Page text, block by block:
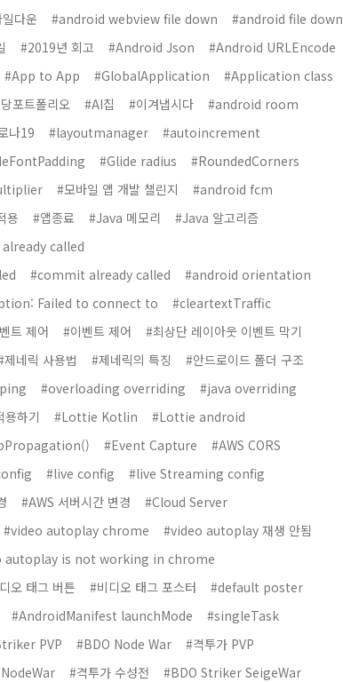
다운 #android webview file down
#android file down
#2019년 회고 #Android Json
#Android URLEncode
#App to App #GlobalApplication
#Application class
포트폴리오 #AI칩 #이겨냅시다
#android room
나19 #layoutmanager
#autoincrement
#Glide radius
#RoundedCorners
#모바일 앱 개발 챌린지
#android fcm
용 #앱종료 #Java 메모리
#Java 알고리즘
called
#commit already called
#android orientation
Failed to connect to
#cleartextTraffic
트 제어 #이벤트 제어
#최상단 레이아웃 이벤트 막기
제네릭 사용법 #제네릭의 특징
#안드로이드 폴더 구조
#overloading overriding
#java overriding
하기 #Lottie Kotlin
#Lottie android
#Event Capture
#AWS CORS
#live config
#live Streaming config
#AWS 서버시간 변경
#Cloud Server
#video autoplay chrome
#video autoplay 재생 안됨
autoplay is not working in chrome
오 태그 버튼 #비디오 태그 포스터
#default poster
#AndroidManifest launchMode
#singleTask
PVP #BDO Node War
#격투가 PVP
#격투가 수성전
#BDO Striker SeigeWar